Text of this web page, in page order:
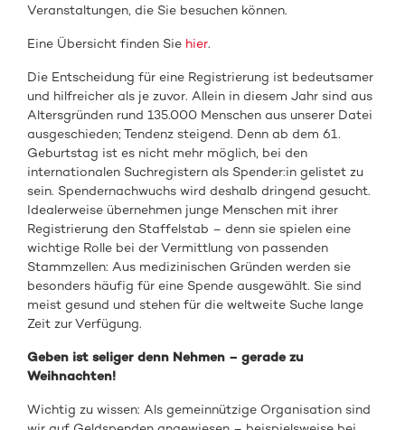
Veranstaltungen, die Sie besuchen können.
Eine Übersicht finden Sie hier.
Die Entscheidung für eine Registrierung ist bedeutsamer
und hilfreicher als je zuvor. Allein in diesem Jahr sind aus
Altersgründen rund 135.000 Menschen aus unserer Datei
ausgeschieden; Tendenz steigend. Denn ab dem 61.
Geburtstag ist es nicht mehr möglich, bei den
internationalen Suchregistern als Spender:in gelistet zu
sein. Spendernachwuchs wird deshalb dringend gesucht.
Idealerweise übernehmen junge Menschen mit ihrer
Registrierung den Staffelstab – denn sie spielen eine
wichtige Rolle bei der Vermittlung von passenden
Stammzellen: Aus medizinischen Gründen werden sie
besonders häufig für eine Spende ausgewählt. Sie sind
meist gesund und stehen für die weltweite Suche lange
Zeit zur Verfügung.
Geben ist seliger denn Nehmen – gerade zu
Weihnachten!
Wichtig zu wissen: Als gemeinnützige Organisation sind